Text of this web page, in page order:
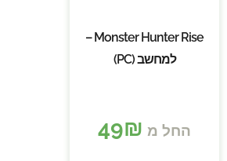
Monster Hunter Rise –
למחשב (PC)
החל מ 49₪